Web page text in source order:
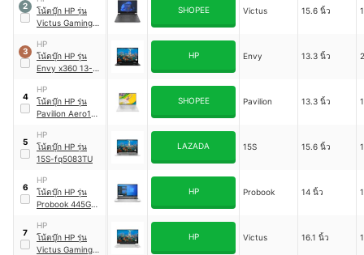
2
โน้ตบุ๊ก HP รุ่น
Victus Gaming
fb0054AX
SHOPEE Victus 15.6 นิ้ว
3
HP
โน้ตบุ๊ก HP รุ่น
Envy x360 13-
HP Envy 13.3 นิ้ว
4
HP
โน้ตบุ๊ก HP รุ่น
Pavilion Aero13-
SHOPEE Pavilion 13.3 นิ้ว
5
HP
โน้ตบุ๊ก HP รุ่น
15S-fq5083TU
LAZADA 15S 15.6 นิ้ว
6
HP
โน้ตบุ๊ก HP รุ่น
Probook 445G8-
HP Probook 14 นิ้ว
7
HP
โน้ตบุ๊ก HP รุ่น
Victus Gaming
HP Victus 16.1 นิ้ว